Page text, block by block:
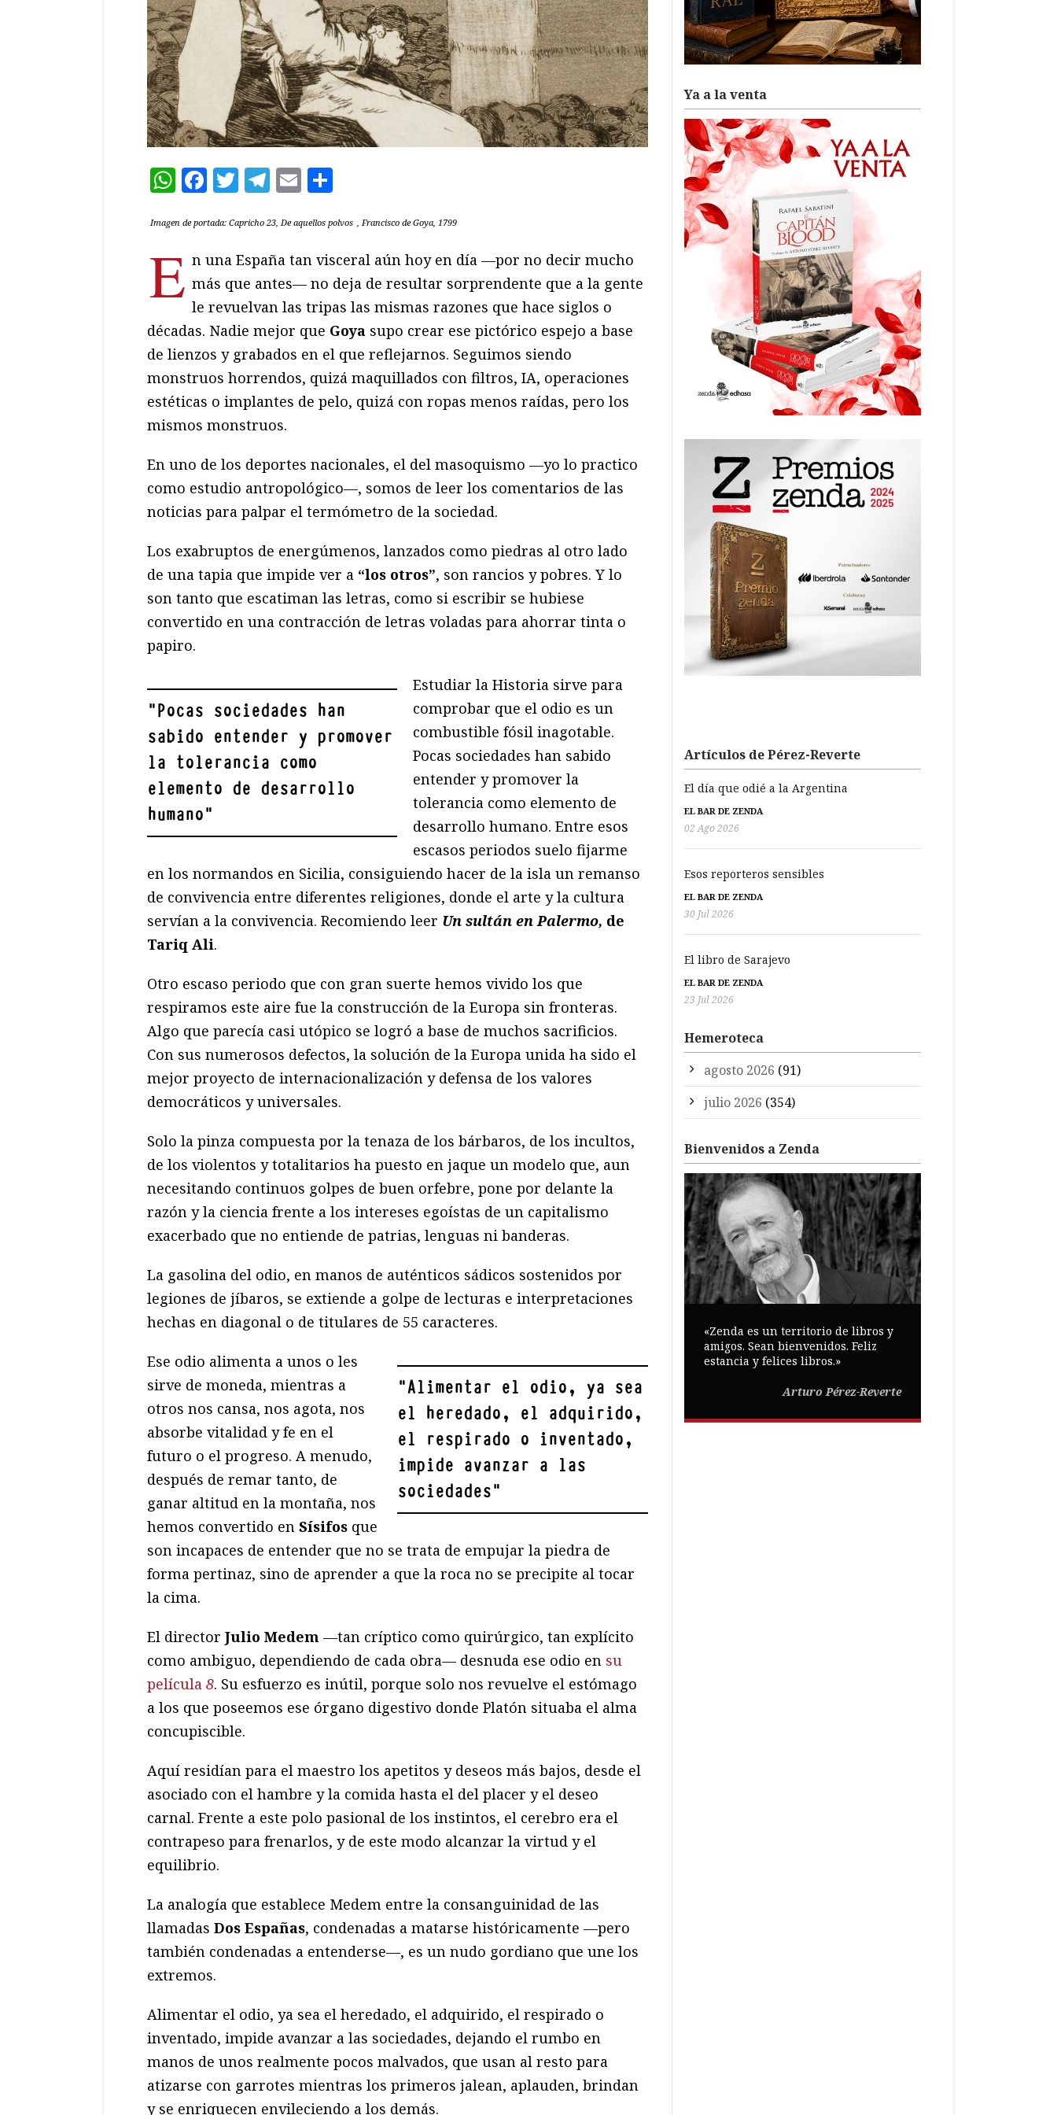
WhatsApp
Facebook
Twitter
Telegram
Email
Imagen de portada: Capricho 23, De aquellos polvos , Francisco de Goya, 1799
E n una España tan visceral aún hoy en día —por no decir mucho
más que antes— no deja de resultar sorprendente que a la gente
le revuelvan las tripas las mismas razones que hace siglos o
décadas. Nadie mejor que Goya supo crear ese pictórico espejo a base
de lienzos y grabados en el que reflejarnos. Seguimos siendo
monstruos horrendos, quizá maquillados con filtros, IA, operaciones
estéticas o implantes de pelo, quizá con ropas menos raídas, pero los
mismos monstruos.
En uno de los deportes nacionales, el del masoquismo —yo lo practico
como estudio antropológico—, somos de leer los comentarios de las
noticias para palpar el termómetro de la sociedad.
Los exabruptos de energúmenos, lanzados como piedras al otro lado
de una tapia que impide ver a “los otros”, son rancios y pobres. Y lo
son tanto que escatiman las letras, como si escribir se hubiese
convertido en una contracción de letras voladas para ahorrar tinta o
papiro.
"Pocas sociedades han
sabido entender y promover
la tolerancia como
elemento de desarrollo
humano"
Estudiar la Historia sirve para
comprobar que el odio es un
combustible fósil inagotable.
Pocas sociedades han sabido
entender y promover la
tolerancia como elemento de
desarrollo humano. Entre esos
escasos periodos suelo fijarme
en los normandos en Sicilia, consiguiendo hacer de la isla un remanso
de convivencia entre diferentes religiones, donde el arte y la cultura
servían a la convivencia. Recomiendo leer Un sultán en Palermo, de
Tariq Ali.
Otro escaso periodo que con gran suerte hemos vivido los que
respiramos este aire fue la construcción de la Europa sin fronteras.
Algo que parecía casi utópico se logró a base de muchos sacrificios.
Con sus numerosos defectos, la solución de la Europa unida ha sido el
mejor proyecto de internacionalización y defensa de los valores
democráticos y universales.
Solo la pinza compuesta por la tenaza de los bárbaros, de los incultos,
de los violentos y totalitarios ha puesto en jaque un modelo que, aun
necesitando continuos golpes de buen orfebre, pone por delante la
razón y la ciencia frente a los intereses egoístas de un capitalismo
exacerbado que no entiende de patrias, lenguas ni banderas.
La gasolina del odio, en manos de auténticos sádicos sostenidos por
legiones de jíbaros, se extiende a golpe de lecturas e interpretaciones
hechas en diagonal o de titulares de 55 caracteres.
"Alimentar el odio, ya sea
el heredado, el adquirido,
el respirado o inventado,
impide avanzar a las
sociedades"
Ese odio alimenta a unos o les
sirve de moneda, mientras a
otros nos cansa, nos agota, nos
absorbe vitalidad y fe en el
futuro o el progreso. A menudo,
después de remar tanto, de
ganar altitud en la montaña, nos
hemos convertido en Sísifos que
son incapaces de entender que no se trata de empujar la piedra de
forma pertinaz, sino de aprender a que la roca no se precipite al tocar
la cima.
El director Julio Medem —tan críptico como quirúrgico, tan explícito
como ambiguo, dependiendo de cada obra— desnuda ese odio en su
película 8. Su esfuerzo es inútil, porque solo nos revuelve el estómago
a los que poseemos ese órgano digestivo donde Platón situaba el alma
concupiscible.
Aquí residían para el maestro los apetitos y deseos más bajos, desde el
asociado con el hambre y la comida hasta el del placer y el deseo
carnal. Frente a este polo pasional de los instintos, el cerebro era el
contrapeso para frenarlos, y de este modo alcanzar la virtud y el
equilibrio.
La analogía que establece Medem entre la consanguinidad de las
llamadas Dos Españas, condenadas a matarse históricamente —pero
también condenadas a entenderse—, es un nudo gordiano que une los
extremos.
Alimentar el odio, ya sea el heredado, el adquirido, el respirado o
inventado, impide avanzar a las sociedades, dejando el rumbo en
manos de unos realmente pocos malvados, que usan al resto para
atizarse con garrotes mientras los primeros jalean, aplauden, brindan
y se enriquecen envileciendo a los demás.
Ya a la venta
Artículos de Pérez-Reverte
El día que odié a la Argentina
EL BAR DE ZENDA
02 Ago 2026
Esos reporteros sensibles
EL BAR DE ZENDA
30 Jul 2026
El libro de Sarajevo
EL BAR DE ZENDA
23 Jul 2026
Hemeroteca
agosto 2026 (91)
julio 2026 (354)
Bienvenidos a Zenda
«Zenda es un territorio de libros y
amigos. Sean bienvenidos. Feliz
estancia y felices libros.»
Arturo Pérez-Reverte